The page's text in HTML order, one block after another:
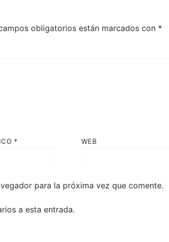
obligatorios están marcados con *
* WEB
para la próxima vez que comente.
a esta entrada.